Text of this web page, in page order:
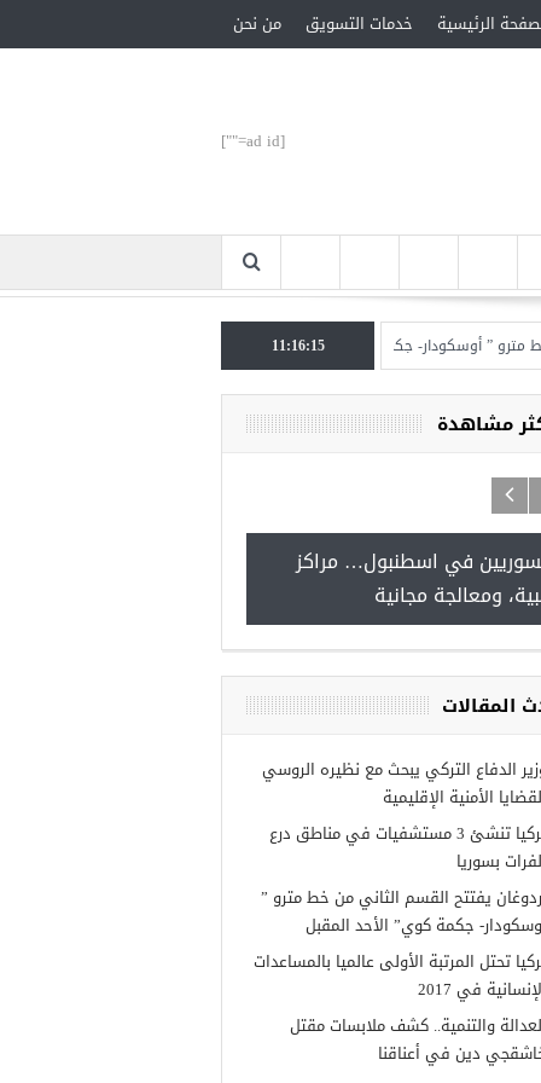
الرئيسية خدمات التسويق من نحن
[ad id=""]
” أوسكودار- جكمة كوي” الأحد المقبل
11:16:16
مشاهدة
في اسطنبول… مراكز
ومعالجة مجانية
المقالات
الدفاع التركي يبحث مع نظيره الروسي
الأمنية الإقليمية
تركيا تنشئ 3 مستشفيات في مناطق درع
بسوريا
يفتتح القسم الثاني من خط مترو ”
جكمة كوي” الأحد المقبل
تحتل المرتبة الأولى عالميا بالمساعدات
في 2017
والتنمية.. كشف ملابسات مقتل
دين في أعناقنا